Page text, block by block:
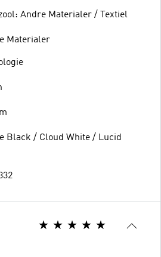
Andre Materialer / Textiel
Materialer
Black / Cloud White / Lucid